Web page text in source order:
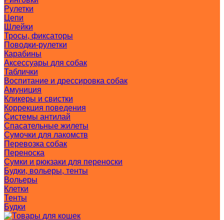
Рулетки
Цепи
Шлейки
Тросы, фиксаторы
Поводки-рулетки
Карабины
Аксессуары для собак
Таблички
Воспитание и дрессировка собак
Амуниция
Кликеры и свистки
Коррекция поведения
Системы антилай
Спасательные жилеты
Сумочки для лакомств
Перевозка собак
Переноска
Сумки и рюкзаки для переноски
Будки, вольеры, тенты
Вольеры
Клетки
Тенты
Будки